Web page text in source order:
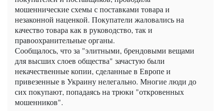
мошеннические схемы с поставками товара и
незаконной наценкой. Покупатели жаловались на
качество товара как в руководство, так и
правоохранительные органы.
Сообщалось, что за "элитными, брендовыми вещами
для высших слоев общества" зачастую были
некачественные копии, сделанные в Европе и
привезенные в Украину нелегально. Многие люди до
сих покупают, попадаясь на трюки "откровенных
мошенников".